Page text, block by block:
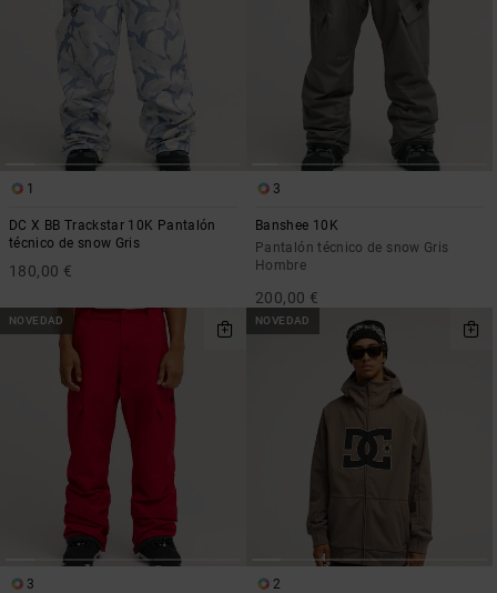
1
DC X BB Trackstar 10K Pantalón
técnico de snow Gris
180,00 €
3
Banshee 10K
Pantalón técnico de snow Gris
Hombre
200,00 €
NOVEDAD
3
NOVEDAD
2